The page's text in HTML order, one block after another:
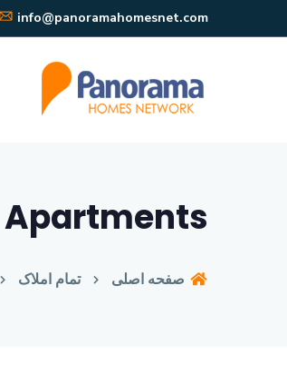
info@panoramahomesnet.com
Apartments
صفحه اصلی تمام املاک